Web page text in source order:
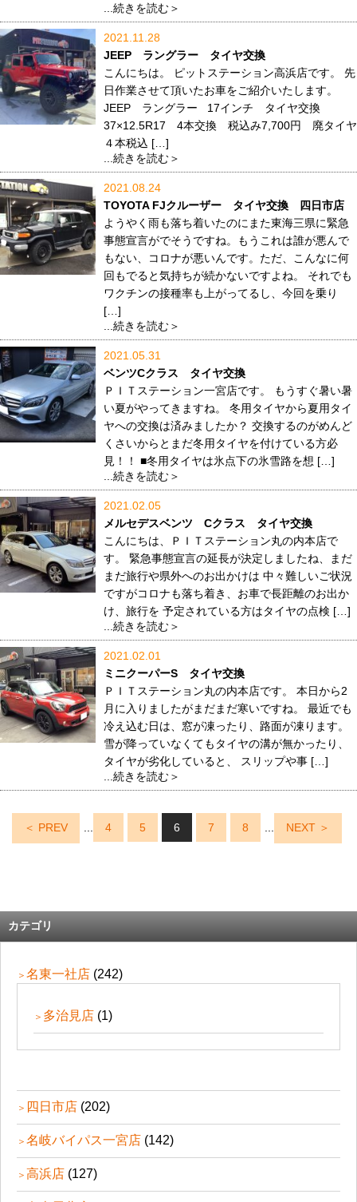
...続きを読む＞
2021.11.28
JEEP ラングラー タイヤ交換
こんにちは。 ピットステーション高浜店です。 先
日作業させて頂いたお車をご紹介いたします。
JEEP ラングラー 17インチ タイヤ交換
37×12.5R17 4本交換 税込み7,700円 廃タイヤ
４本税込 […]
...続きを読む＞
2021.08.24
TOYOTA FJクルーザー タイヤ交換 四日市店
ようやく雨も落ち着いたのにまた東海三県に緊急
事態宣言がでそうですね。もうこれは誰が悪んで
もない、コロナが悪いんです。ただ、こんなに何
回もでると気持ちが続かないですよね。 それでも
ワクチンの接種率も上がってるし、今回を乗り
[…]
...続きを読む＞
2021.05.31
ベンツCクラス タイヤ交換
ＰＩＴステーション一宮店です。 もうすぐ暑い暑
い夏がやってきますね。 冬用タイヤから夏用タイ
ヤへの交換は済みましたか？ 交換するのがめんど
くさいからとまだ冬用タイヤを付けている方必
見！！ ■冬用タイヤは氷点下の氷雪路を想 […]
...続きを読む＞
2021.02.05
メルセデスベンツ Cクラス タイヤ交換
こんにちは、ＰＩＴステーション丸の内本店で
す。 緊急事態宣言の延長が決定しましたね、まだ
まだ旅行や県外へのお出かけは 中々難しいご状況
ですがコロナも落ち着き、お車で長距離のお出か
け、旅行を 予定されている方はタイヤの点検 […]
...続きを読む＞
2021.02.01
ミニクーパーS タイヤ交換
ＰＩＴステーション丸の内本店です。 本日から2
月に入りましたがまだまだ寒いですね。 最近でも
冷え込む日は、窓が凍ったり、路面が凍ります。
雪が降っていなくてもタイヤの溝が無かったり、
タイヤが劣化していると、 スリップや事 […]
...続きを読む＞
＜ PREV 4 5 6 7 8 NEXT ＞
カテゴリ
名東一社店 (242)
多治見店 (1)
四日市店 (202)
名岐バイパス一宮店 (142)
高浜店 (127)